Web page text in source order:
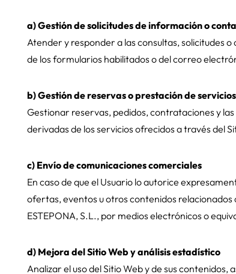
a) Gestión de solicitudes de información o
Atender y responder a las consultas, solicitudes
de los formularios habilitados o del correo
b) Gestión de reservas o prestación de servicios
Gestionar reservas, pedidos, contrataciones y
derivadas de los servicios ofrecidos a través del
c) Envío de comunicaciones comerciales
En caso de que el Usuario lo autorice
ofertas, eventos u otros contenidos relacionados
ESTEPONA, S.L., por medios electrónicos o
d) Mejora del Sitio Web y análisis estadístico
Analizar el uso del Sitio Web y de sus contenidos,